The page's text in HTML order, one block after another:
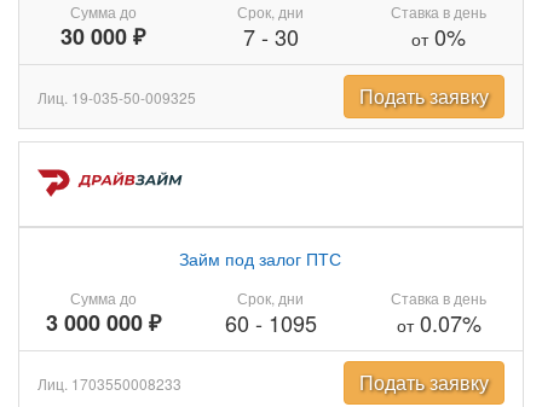
Сумма до
30 000 ₽
Срок, дни
7- 30
Ставка в день
от0%
Лиц. 19-035-50-009325 Подать заявку
Сумма до
3 000 000 ₽
Займ под залог ПТС
Срок, дни
60 - 1095
Ставка в день
от0.07%
Лиц. 1703550008233 Подать заявку